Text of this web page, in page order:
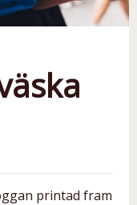
printad fram